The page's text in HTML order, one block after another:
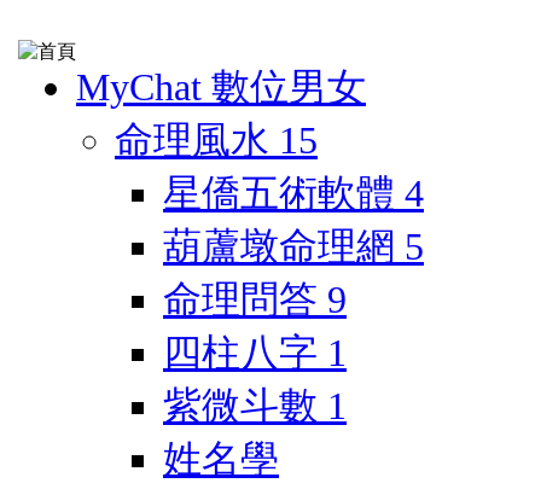
MyChat 數位男女
命理風水 15
星僑五術軟體 4
葫蘆墩命理網 5
命理問答 9
四柱八字 1
紫微斗數 1
姓名學